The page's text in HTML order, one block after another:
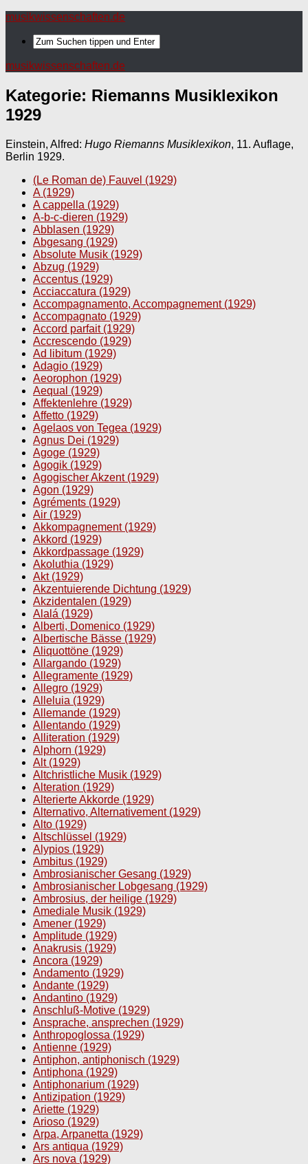
musikwissenschaften.de
musikwissenschaften.de
Kategorie: Riemanns Musiklexikon
1929
Einstein, Alfred: Hugo Riemanns Musiklexikon, 11. Auflage,
Berlin 1929.
(Le Roman de) Fauvel (1929)
A (1929)
A cappella (1929)
A-b-c-dieren (1929)
Abblasen (1929)
Abgesang (1929)
Absolute Musik (1929)
Abzug (1929)
Accentus (1929)
Acciaccatura (1929)
Accompagnamento, Accompagnement (1929)
Accompagnato (1929)
Accord parfait (1929)
Accrescendo (1929)
Ad libitum (1929)
Adagio (1929)
Aeorophon (1929)
Aequal (1929)
Affektenlehre (1929)
Affetto (1929)
Agelaos von Tegea (1929)
Agnus Dei (1929)
Agoge (1929)
Agogik (1929)
Agogischer Akzent (1929)
Agon (1929)
Agréments (1929)
Air (1929)
Akkompagnement (1929)
Akkord (1929)
Akkordpassage (1929)
Akoluthia (1929)
Akt (1929)
Akzentuierende Dichtung (1929)
Akzidentalen (1929)
Alalá (1929)
Alberti, Domenico (1929)
Albertische Bässe (1929)
Aliquottöne (1929)
Allargando (1929)
Allegramente (1929)
Allegro (1929)
Alleluia (1929)
Allemande (1929)
Allentando (1929)
Alliteration (1929)
Alphorn (1929)
Alt (1929)
Altchristliche Musik (1929)
Alteration (1929)
Alterierte Akkorde (1929)
Alternativo, Alternativement (1929)
Alto (1929)
Altschlüssel (1929)
Alypios (1929)
Ambitus (1929)
Ambrosianischer Gesang (1929)
Ambrosianischer Lobgesang (1929)
Ambrosius, der heilige (1929)
Amediale Musik (1929)
Amener (1929)
Amplitude (1929)
Anakrusis (1929)
Ancora (1929)
Andamento (1929)
Andante (1929)
Andantino (1929)
Anschluß-Motive (1929)
Ansprache, ansprechen (1929)
Anthropoglossa (1929)
Antienne (1929)
Antiphon, antiphonisch (1929)
Antiphona (1929)
Antiphonarium (1929)
Antizipation (1929)
Ariette (1929)
Arioso (1929)
Arpa, Arpanetta (1929)
Ars antiqua (1929)
Ars nova (1929)